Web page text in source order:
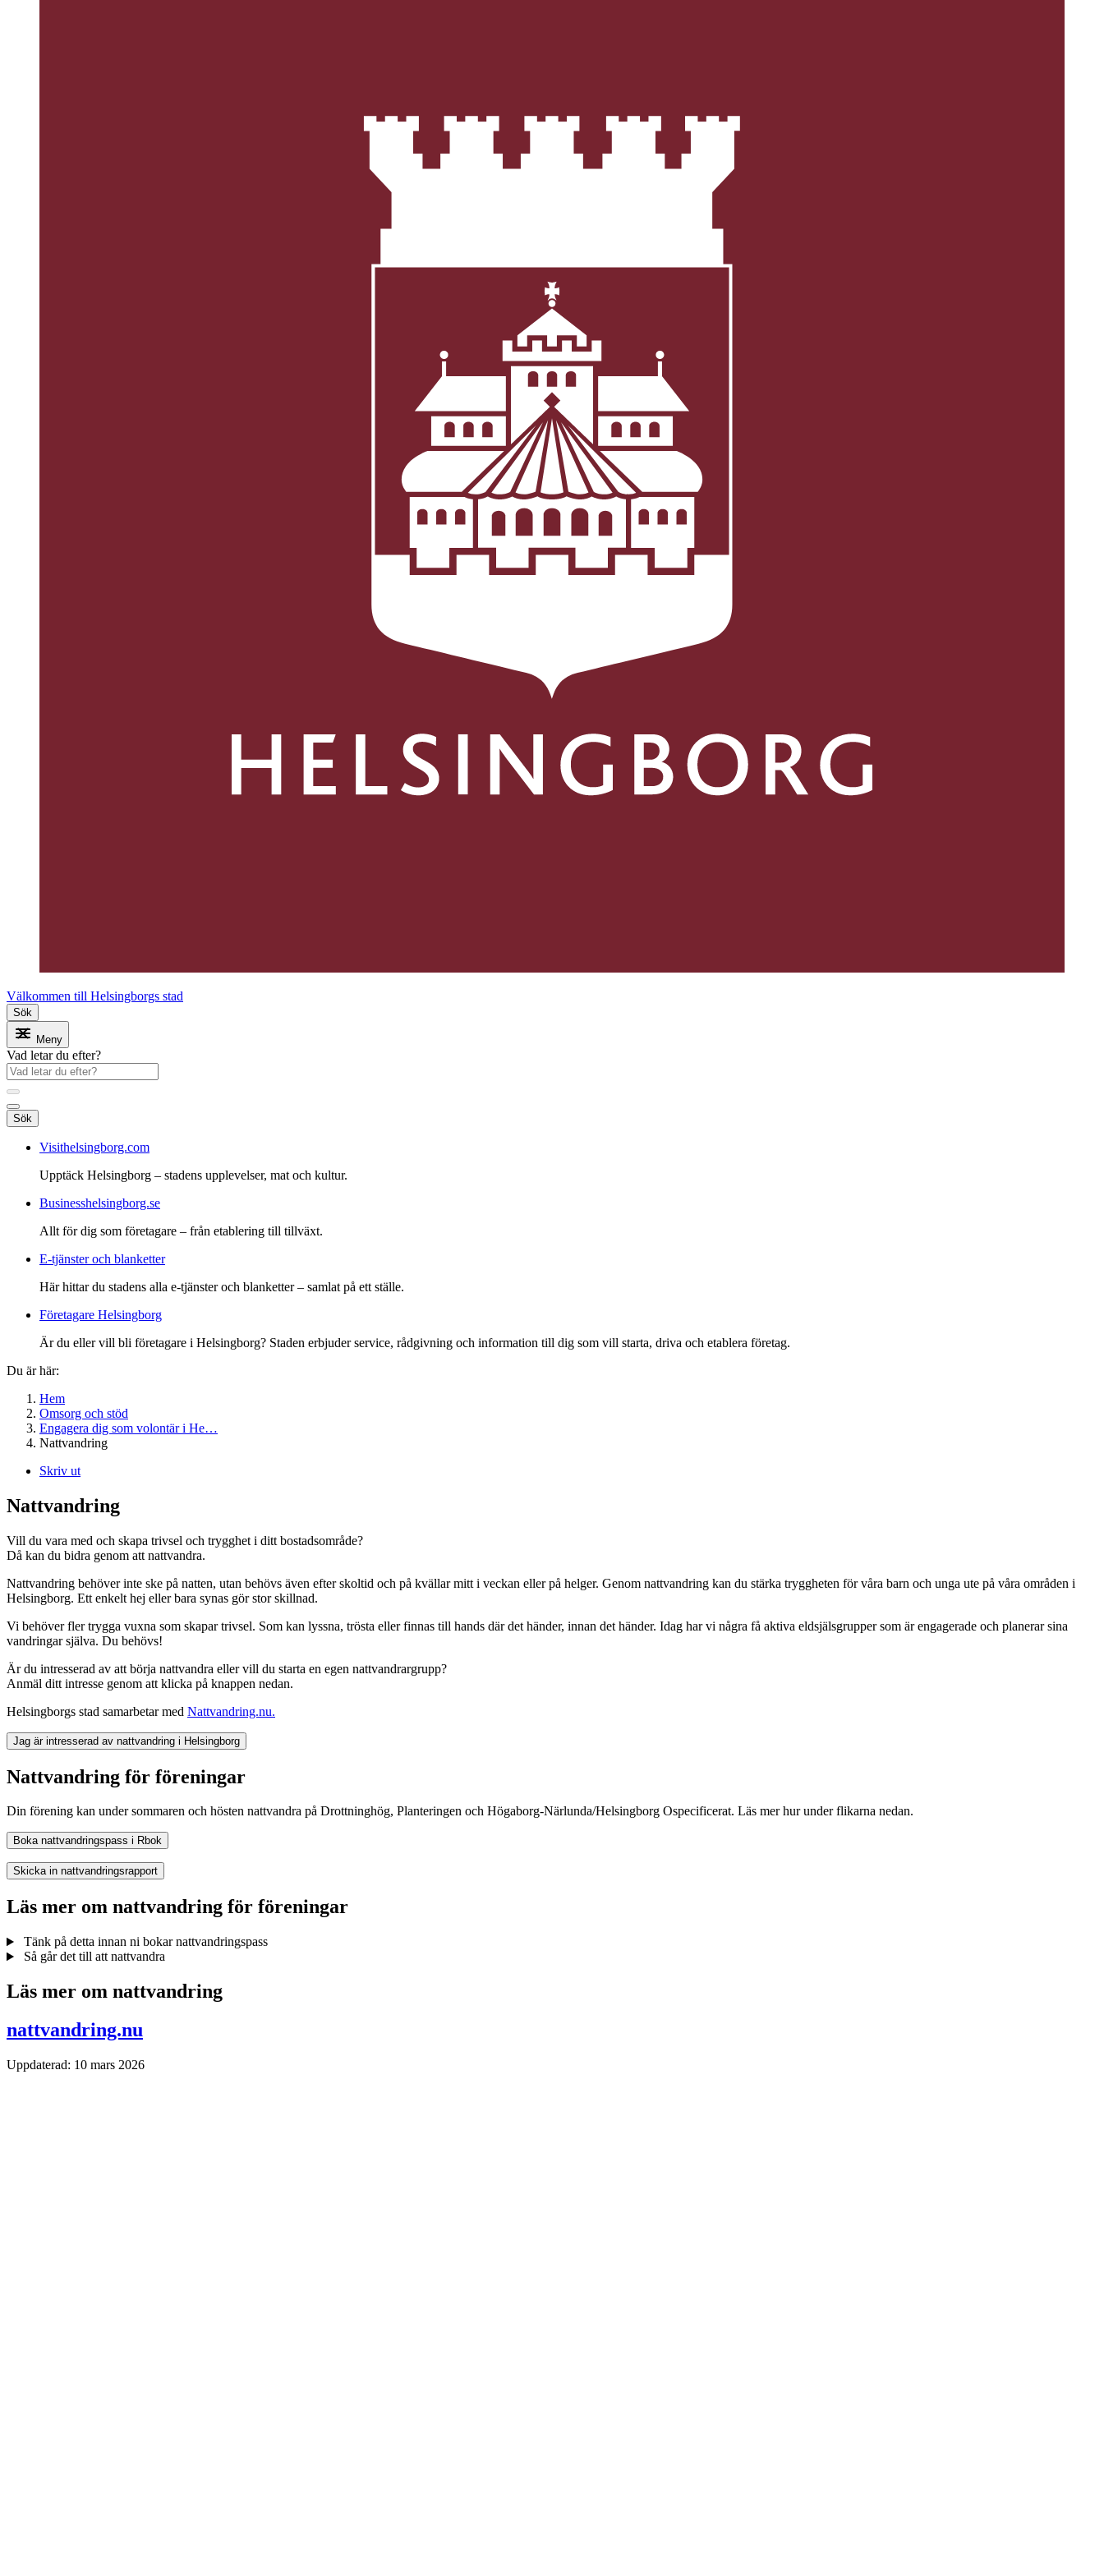
Välkommen till Helsingborgs stad
Sök
Meny
Vad letar du efter?
Sök
Visithelsingborg.com
Upptäck Helsingborg – stadens upplevelser, mat och kultur.
Businesshelsingborg.se
Allt för dig som företagare – från etablering till tillväxt.
E-tjänster och blanketter
Här hittar du stadens alla e-tjänster och blanketter – samlat på ett ställe.
Företagare Helsingborg
Är du eller vill bli företagare i Helsingborg? Staden erbjuder service, rådgivning och information till dig som vill starta, driva och etablera företag.
Du är här:
Hem
Omsorg och stöd
Engagera dig som volontär i He…
Nattvandring
Skriv ut
Nattvandring
Vill du vara med och skapa trivsel och trygghet i ditt bostadsområde?
Då kan du bidra genom att nattvandra.
Nattvandring behöver inte ske på natten, utan behövs även efter skoltid och på kvällar mitt i veckan eller på helger. Genom nattvandring kan du stärka tryggheten för våra barn och unga ute på våra områden i
Helsingborg. Ett enkelt hej eller bara synas gör stor skillnad.
Vi behöver fler trygga vuxna som skapar trivsel. Som kan lyssna, trösta eller finnas till hands där det händer, innan det händer. Idag har vi några få aktiva eldsjälsgrupper som är engagerade och planerar sina
vandringar själva. Du behövs!
Är du intresserad av att börja nattvandra eller vill du starta en egen nattvandrargrupp?
Anmäl ditt intresse genom att klicka på knappen nedan.
Helsingborgs stad samarbetar med Nattvandring.nu.
Jag är intresserad av nattvandring i Helsingborg
Nattvandring för föreningar
Din förening kan under sommaren och hösten nattvandra på Drottninghög, Planteringen och Högaborg-Närlunda/Helsingborg Ospecificerat. Läs mer hur under flikarna nedan.
Boka nattvandringspass i Rbok
Skicka in nattvandringsrapport
Läs mer om nattvandring för föreningar
Tänk på detta innan ni bokar nattvandringspass
Så går det till att nattvandra
Läs mer om nattvandring
nattvandring.nu
Uppdaterad: 10 mars 2026